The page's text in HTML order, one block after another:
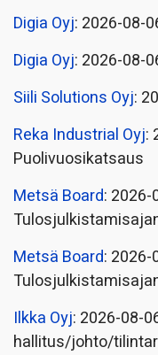
Digia Oyj: 2026-08-
Digia Oyj: 2026-08-
Siili Solutions Oyj:
Reka Industrial Oyj:
Puolivuosikatsaus
Metsä Board: 2026-
Metsä Board: 2026-
Ilkka Oyj: 2026-08-
hallitus/johto/